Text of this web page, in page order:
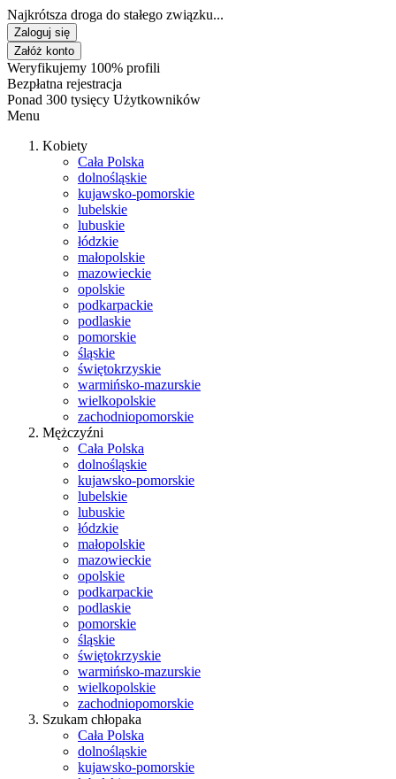
Najkrótsza droga do stałego związku...
Zaloguj się
Załóż konto
Weryfikujemy 100% profili
Bezpłatna rejestracja
Ponad 300 tysięcy Użytkowników
Menu
Kobiety
Cała Polska
dolnośląskie
kujawsko-pomorskie
lubelskie
lubuskie
łódzkie
małopolskie
mazowieckie
opolskie
podkarpackie
podlaskie
pomorskie
śląskie
świętokrzyskie
warmińsko-mazurskie
wielkopolskie
zachodniopomorskie
Mężczyźni
Cała Polska
dolnośląskie
kujawsko-pomorskie
lubelskie
lubuskie
łódzkie
małopolskie
mazowieckie
opolskie
podkarpackie
podlaskie
pomorskie
śląskie
świętokrzyskie
warmińsko-mazurskie
wielkopolskie
zachodniopomorskie
Szukam chłopaka
Cała Polska
dolnośląskie
kujawsko-pomorskie